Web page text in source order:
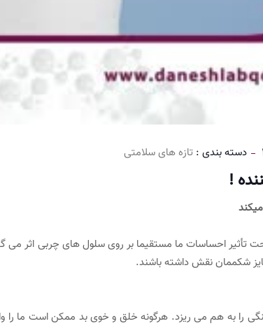
دسته بندی : تازه های سلامتی
!
تأثیر احساسات ما مستقیما بر روی سلول های چربی اثر می
شکممان نقش داشته باشند.
را به هم می ریزد. هرگونه خلق و خوی بد ممکن است ما را